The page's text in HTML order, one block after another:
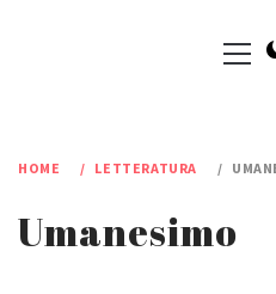
Menu
HOME LETTERATURA
Umanesimo